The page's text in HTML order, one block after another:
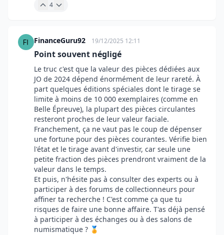
4
FinanceGuru92 19/12/2025 12:11
Point souvent négligé
Le truc c'est que la valeur des pièces dédiées aux
JO de 2024 dépend énormément de leur rareté. À
part quelques éditions spéciales dont le tirage se
limite à moins de 10 000 exemplaires (comme en
Belle Épreuve), la plupart des pièces circulantes
resteront proches de leur valeur faciale.
Franchement, ça ne vaut pas le coup de dépenser
une fortune pour des pièces courantes. Vérifie bien
l'état et le tirage avant d'investir, car seule une
petite fraction des pièces prendront vraiment de la
valeur dans le temps.
Et puis, n'hésite pas à consulter des experts ou à
participer à des forums de collectionneurs pour
affiner ta recherche ! C'est comme ça que tu
risques de faire une bonne affaire. T'as déjà pensé
à participer à des échanges ou à des salons de
numismatique ? 🏅